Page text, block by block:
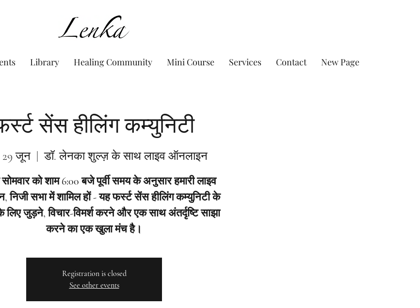
www.Lenka.org
Library Healing Community Mini Course Services Contact New Page
सेंस हीलिंग कम्युनिटी
29 जून
  |
डॉ. लेनका शुल्ज़ के साथ लाइव ऑनलाइन
को शाम 6:00 बजे पूर्वी समय के अनुसार हमारी लाइव
निजी सभा में शामिल हों - यह फर्स्ट सेंस हीलिंग कम्युनिटी के
लिए जुड़ने, विचार-विमर्श करने और एक साथ अंतर्दृष्टि साझा
करने का एक खुला मंच है।
Registration is closed
See other events